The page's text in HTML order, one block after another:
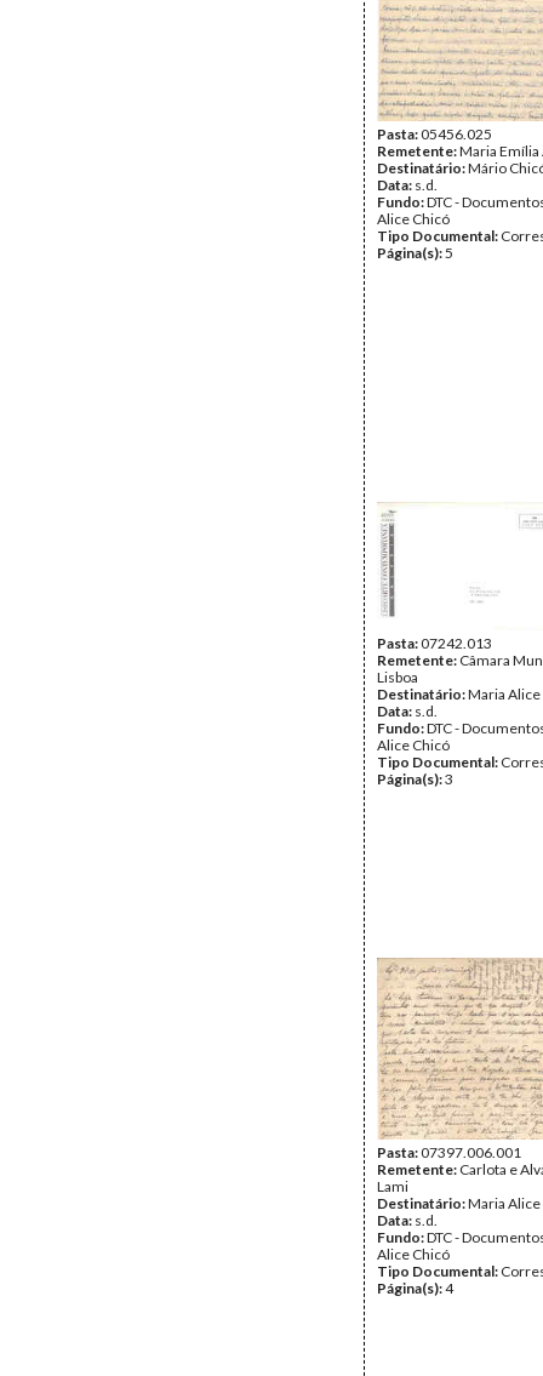
Pasta:05456.025
Remetente:Maria Emília
Destinatário:Mário
Data: s.d.
Fundo:DTC -
Alice Chicó
Tipo Documental:
Página(s):5
Pasta:07242.013
Remetente: Câmara
Lisboa
Destinatário:Maria Alice
Data: s.d.
Fundo:DTC -
Alice Chicó
Tipo Documental:
Página(s):3
Pasta:07397.006.001
Remetente: Carlota e
Lami
Destinatário:Maria Alice
Data: s.d.
Fundo:DTC -
Alice Chicó
Tipo Documental:
Página(s):4